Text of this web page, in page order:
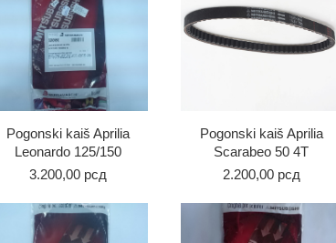
Pogonski kaiš Aprilia
Leonardo 125/150
3.200,00 рсд
Pogonski kaiš Aprilia
Scarabeo 50 4T
2.200,00 рсд